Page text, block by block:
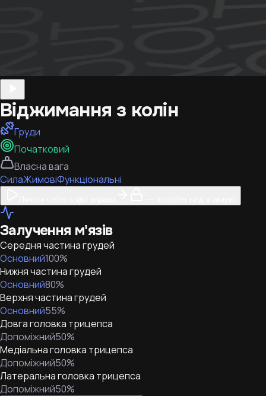
Віджимання з колін
Груди
Початковий
Власна вага
СилаЖимовіФункціональні
Залучення м'язів
Середня частина грудей
Основний100%
Нижня частина грудей
Основний80%
Верхня частина грудей
Основний55%
Довга головка трицепса
Допоміжний50%
Медіальна головка трицепса
Допоміжний50%
Латеральна головка трицепса
Допоміжний50%